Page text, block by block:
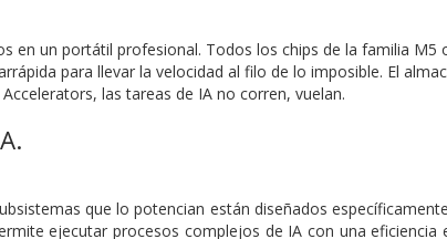
en un portátil profesional. Todos los chips de la familia
para llevar la velocidad al filo de lo imposible. El
las tareas de IA no corren, vuelan.
que lo potencian están diseñados
ejecutar procesos complejos de IA con una eficiencia